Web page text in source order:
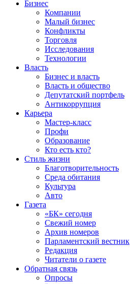
Бизнес
Компании
Малый бизнес
Конфликты
Торговля
Исследования
Технологии
Власть
Бизнес и власть
Власть и общество
Депутатский портфель
Антикоррупция
Карьера
Мастер-класс
Профи
Образование
Кто есть кто?
Стиль жизни
Благотворительность
Среда обитания
Культура
Авто
Газета
«БК» сегодня
Свежий номер
Архив номеров
Парламентский вестник
Редакция
Читатели о газете
Обратная связь
Опросы